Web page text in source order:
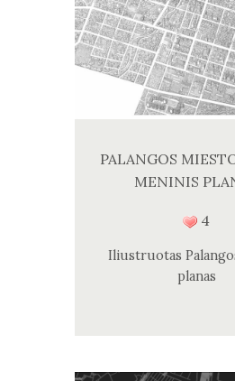
PALANGOS
MENINIS
4
Iliustruotas
planas